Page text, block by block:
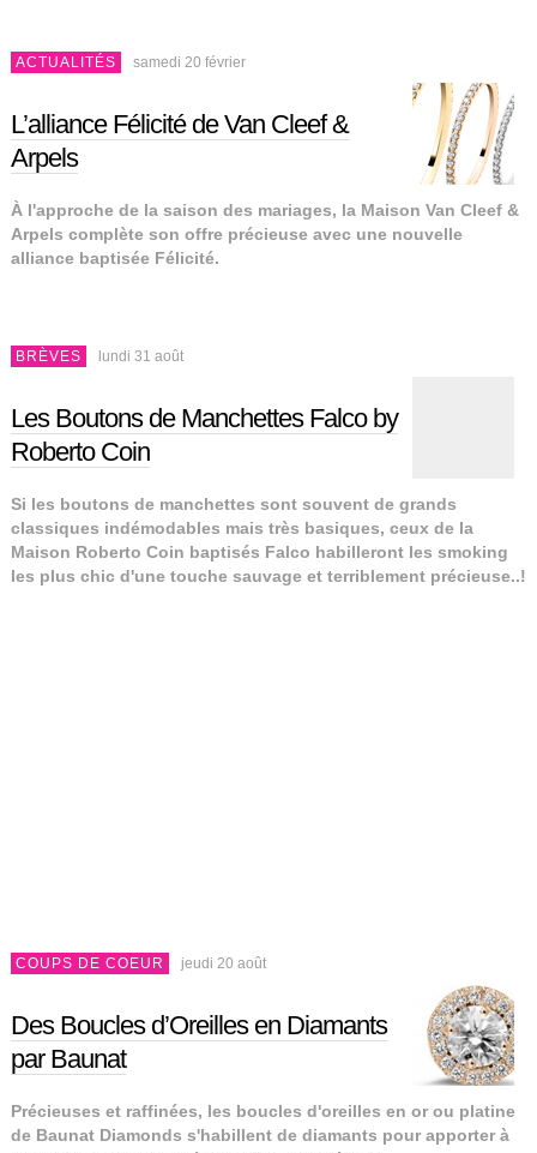
ACTUALITÉS samedi 20 février
L’alliance Félicité de Van Cleef &
Arpels
À l'approche de la saison des mariages, la Maison Van Cleef &
Arpels complète son offre précieuse avec une nouvelle
alliance baptisée Félicité.
BRÈVES lundi 31 août
Les Boutons de Manchettes Falco by
Roberto Coin
Si les boutons de manchettes sont souvent de grands
classiques indémodables mais très basiques, ceux de la
Maison Roberto Coin baptisés Falco habilleront les smoking
les plus chic d'une touche sauvage et terriblement précieuse..!
COUPS DE COEUR jeudi 20 août
Des Boucles d’Oreilles en Diamants
par Baunat
Précieuses et raffinées, les boucles d'oreilles en or ou platine
de Baunat Diamonds s'habillent de diamants pour apporter à